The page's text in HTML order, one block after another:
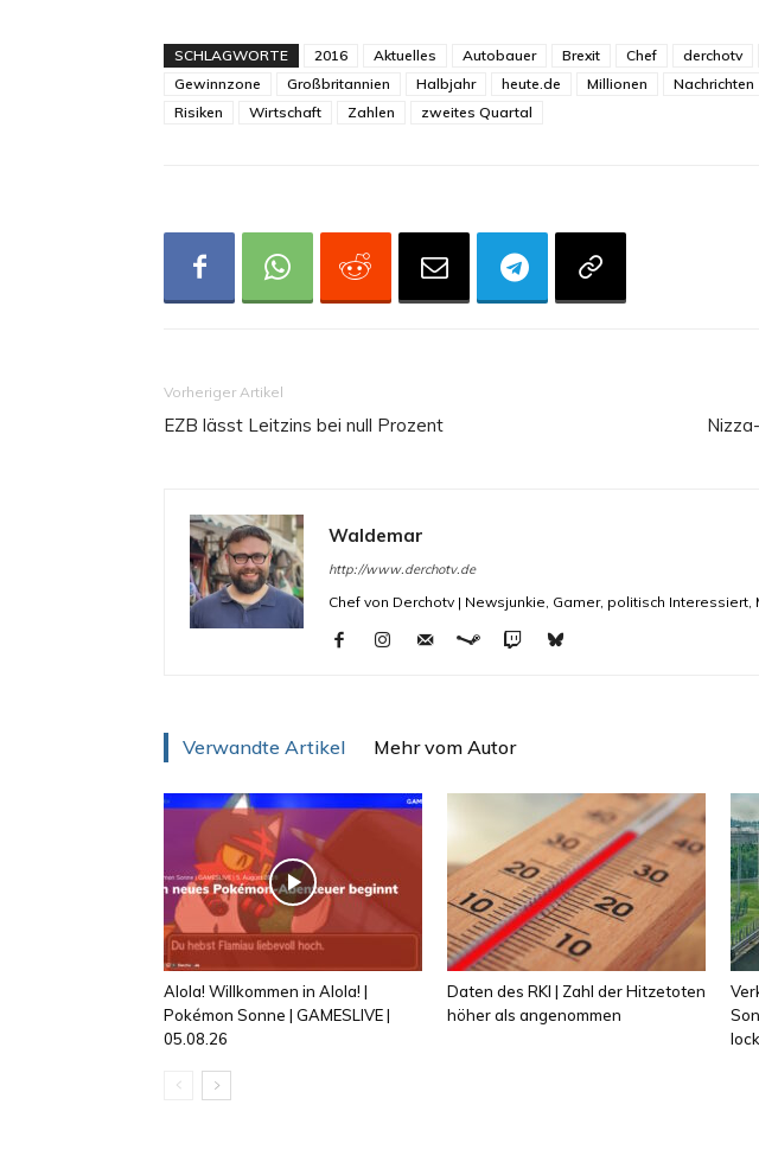
SCHLAGWORTE 2016 Aktuelles Autobauer Brexit Chef derchotv
Gewinnzone
Großbritannien Halbjahr heute.de Millionen Nachrichten
Risiken
Wirtschaft Zahlen zweites Quartal
Vorheriger Artikel
EZB lässt Leitzins bei null Prozent
Waldemar
http://www.derchotv.de
Chef von Derchotv | Newsjunkie, Gamer, politisch Interessiert,
Verwandte Artikel Mehr vom Autor
Alola! Willkommen in Alola! |
Pokémon Sonne | GAMESLIVE |
05.08.26
Daten des RKI | Zahl der Hitzetoten
höher als angenommen